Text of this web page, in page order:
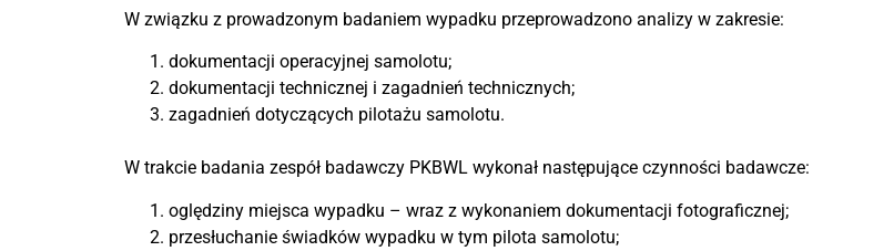
W związku z prowadzonym badaniem wypadku przeprowadzono analizy w zakresie:
dokumentacji operacyjnej samolotu;
dokumentacji technicznej i zagadnień technicznych;
zagadnień dotyczących pilotażu samolotu.
W trakcie badania zespół badawczy PKBWL wykonał następujące czynności badawcze:
oględziny miejsca wypadku – wraz z wykonaniem dokumentacji fotograficznej;
przesłuchanie świadków wypadku w tym pilota samolotu;